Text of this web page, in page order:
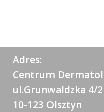
Adres:
Centrum
ul.Grunwaldzka 4/2
10-123 Olsztyn